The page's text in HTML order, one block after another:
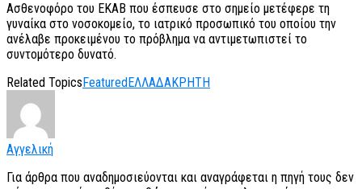
Ασθενοφόρο του ΕΚΑΒ που έσπευσε στο σημείο μετέφερε τη
γυναίκα στο νοσοκομείο, το ιατρικό προσωπικό του οποίου την
ανέλαβε προκειμένου το πρόβλημα να αντιμετωπιστεί το
συντομότερο δυνατό.
Related Topics Featured ΕΛΛΑΔΑΚΡΗΤΗ
Αγγελική
Για άρθρα που αναδημοσιεύονται και αναγράφεται η πηγή τους δεν